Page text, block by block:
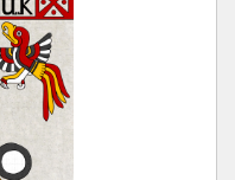
proche du Japon, où
respectent, avec un
Enor.